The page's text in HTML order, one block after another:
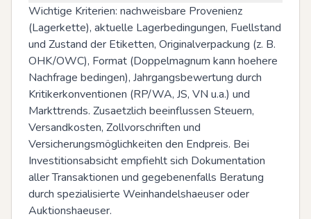
Wichtige Kriterien: nachweisbare Provenienz
(Lagerkette), aktuelle Lagerbedingungen, Fuellstand
und Zustand der Etiketten, Originalverpackung (z. B.
OHK/OWC), Format (Doppelmagnum kann hoehere
Nachfrage bedingen), Jahrgangsbewertung durch
Kritikerkonventionen (RP/WA, JS, VN u.a.) und
Markttrends. Zusaetzlich beeinflussen Steuern,
Versandkosten, Zollvorschriften und
Versicherungsmöglichkeiten den Endpreis. Bei
Investitionsabsicht empfiehlt sich Dokumentation
aller Transaktionen und gegebenenfalls Beratung
durch spezialisierte Weinhandelshaeuser oder
Auktionshaeuser.